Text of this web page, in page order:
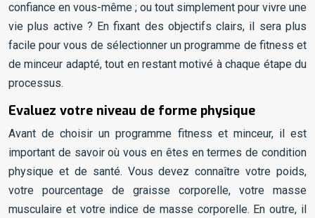
confiance en vous-même ; ou tout simplement pour vivre une
vie plus active ? En fixant des objectifs clairs, il sera plus
facile pour vous de sélectionner un programme de fitness et
de minceur adapté, tout en restant motivé à chaque étape du
processus.
Evaluez votre niveau de forme physique
Avant de choisir un programme fitness et minceur, il est
important de savoir où vous en êtes en termes de condition
physique et de santé. Vous devez connaître votre poids,
votre pourcentage de graisse corporelle, votre masse
musculaire et votre indice de masse corporelle. En outre, il